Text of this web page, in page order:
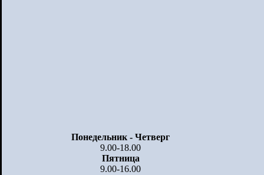
Понедельник - Четверг
9.00-18.00
Пятница
9.00-16.00